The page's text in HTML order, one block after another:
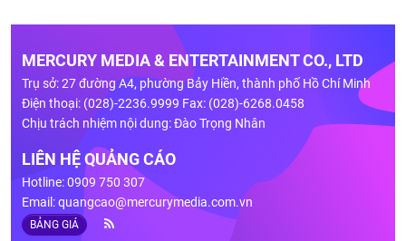
MERCURY MEDIA & ENTERTAINMENT CO., LTD
Trụ sở: 27 đường A4, phường Bảy Hiền, thành phố Hồ Chí Minh
Điện thoại: (028)-2236.9999 Fax: (028)-6268.0458
Chịu trách nhiệm nội dung: Đào Trọng Nhân
LIÊN HỆ QUẢNG CÁO
Hotline: 0909 750 307
Email:quangcao@mercurymedia.com.vn
BẢNG GIÁ